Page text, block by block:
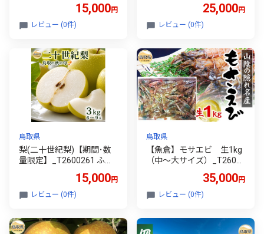
特産品 お取り寄せ おすす
め ギフト 名産
15,000円
レビュー (0件)
いせん ハム 詰合せ ロース
ハム ももハム 焼豚 熟成 肉
詰合せ 贈答 人気 ふるさと
特産品 お取り寄せ おすす
め ギフト 名産
25,000円
レビュー (0件)
鳥取県
梨(二十世紀梨)【期間･数
量限定】_T2600261 ふる
フルーツ 果物 数量限定
15,000円
レビュー (0件)
鳥取県
【魚倉】モサエビ 生1kg
（中～大サイズ）_T2600
えび エビ 海老 クロザコエ
ビ ドロエビ ガサエビ
35,000円
レビュー (0件)